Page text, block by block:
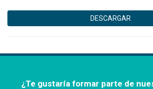
DESCARGAR
¿Te gustaría formar parte de